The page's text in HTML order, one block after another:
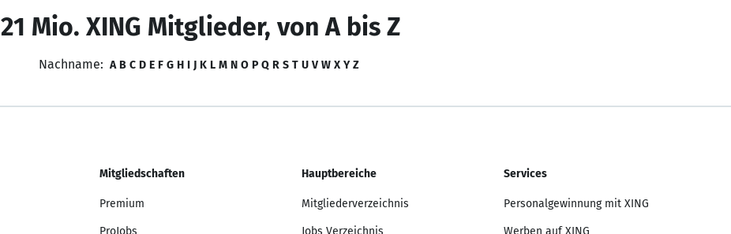
21 Mio. XING Mitglieder, von A bis Z
Nachname: A B C D E F G H I J K L M N O P Q R S T U V W X Y Z
Mitgliedschaften
Premium
ProJobs
Hauptbereiche
Mitgliederverzeichnis
Jobs Verzeichnis
Services
Personalgewinnung mit XING
Werben auf XING